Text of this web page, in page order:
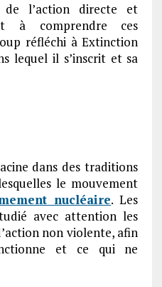
l’action directe et
à comprendre ces
réfléchi à Extinction
lequel il s’inscrit et sa
dans des traditions
le mouvement
nucléaire. Les
avec attention les
non violente, afin
et ce qui ne